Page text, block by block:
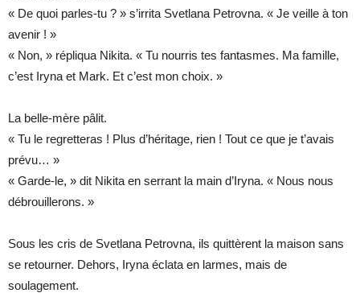
« De quoi parles-tu ? » s’irrita Svetlana Petrovna. « Je veille à ton
avenir ! »
« Non, » répliqua Nikita. « Tu nourris tes fantasmes. Ma famille,
c’est Iryna et Mark. Et c’est mon choix. »
La belle-mère pâlit.
« Tu le regretteras ! Plus d’héritage, rien ! Tout ce que je t’avais
prévu… »
« Garde-le, » dit Nikita en serrant la main d’Iryna. « Nous nous
débrouillerons. »
Sous les cris de Svetlana Petrovna, ils quittèrent la maison sans
se retourner. Dehors, Iryna éclata en larmes, mais de
soulagement.